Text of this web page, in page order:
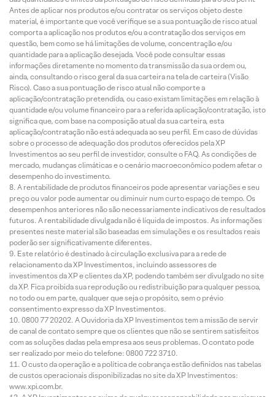
Antes de aplicar nos produtos e/ou contratar os serviços objeto deste
material, é importante que você verifique se a sua pontuação de risco atual
comporta a aplicação nos produtos e/ou a contratação dos serviços em
questão, bem como se há limitações de volume, concentração e/ou
quantidade para a aplicação desejada. Você pode consultar essas
informações diretamente no momento da transmissão da sua ordem ou,
ainda, consultando o risco geral da sua carteira na tela de carteira (Visão
Risco). Caso a sua pontuação de risco atual não comporte a
aplicação/contratação pretendida, ou caso existam limitações em relação à
quantidade e/ou volume financeiro para a referida aplicação/contratação, isto
significa que, com base na composição atual da sua carteira, esta
aplicação/contratação não está adequada ao seu perfil. Em caso de dúvidas
sobre o processo de adequação dos produtos oferecidos pela XP
Investimentos ao seu perfil de investidor, consulte o FAQ. As condições de
mercado, mudanças climáticas e o cenário macroeconômico podem afetar o
desempenho do investimento.
A rentabilidade de produtos financeiros pode apresentar variações e seu
preço ou valor pode aumentar ou diminuir num curto espaço de tempo. Os
desempenhos anteriores não são necessariamente indicativos de resultados
futuros. A rentabilidade divulgada não é líquida de impostos. As informações
presentes neste material são baseadas em simulações e os resultados reais
poderão ser significativamente diferentes.
Este relatório é destinado à circulação exclusiva para a rede de
relacionamento da XP Investimentos, incluindo assessores de
investimentos da XP e clientes da XP, podendo também ser divulgado no site
da XP. Fica proibida sua reprodução ou redistribuição para qualquer pessoa,
no todo ou em parte, qualquer que seja o propósito, sem o prévio
consentimento expresso da XP Investimentos.
0800 77 20202. A Ouvidoria da XP Investimentos tem a missão de servir
de canal de contato sempre que os clientes que não se sentirem satisfeitos
com as soluções dadas pela empresa aos seus problemas. O contato pode
ser realizado por meio do telefone: 0800 722 3710.
O custo da operação e a política de cobrança estão definidos nas tabelas
de custos operacionais disponibilizadas no site da XP Investimentos:
www.xpi.com.br.